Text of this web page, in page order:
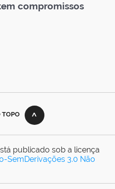
compromissos
TOPO
publicado sob a licença
SemDerivações 3.0 Não